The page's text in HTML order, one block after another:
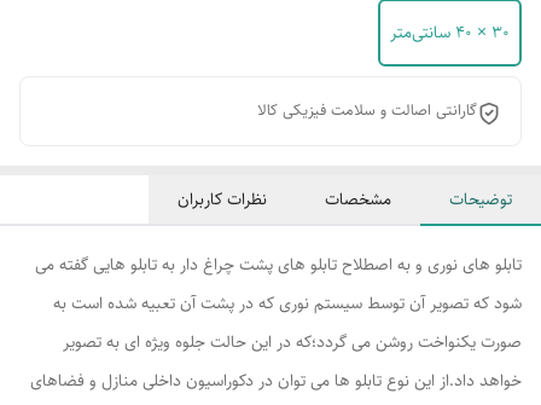
30 × 40 سانتی‌متر
گارانتی اصالت و سلامت فیزیکی کالا
توضیحات مشخصات نظرات کاربران
تابلو های نوری و به اصطلاح تابلو های پشت چراغ دار به تابلو هایی گفته می
شود که تصویر آن توسط سیستم نوری که در پشت آن تعبیه شده است به
صورت یکنواخت روشن می گردد؛که در این حالت جلوه ویژه ای به تصویر
خواهد داد.از این نوع تابلو ها می توان در دکوراسیون داخلی منازل و فضاهای